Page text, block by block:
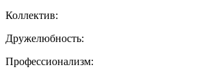
Коллектив:
Дружелюбность:
Профессионализм: